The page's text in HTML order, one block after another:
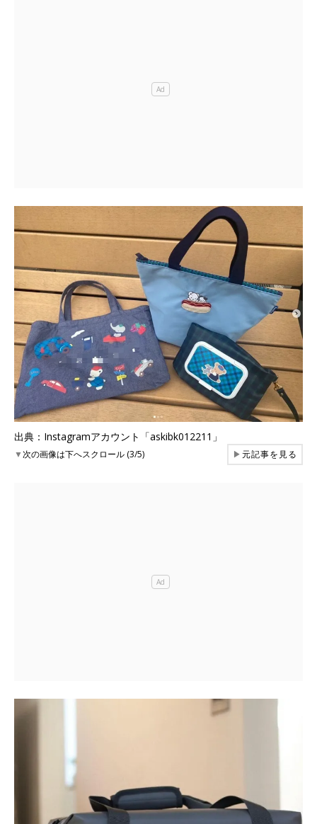
出典：Instagramアカウント「askibk012211」
▼次の画像は下へスクロール (3/5) ▶元記事を見る